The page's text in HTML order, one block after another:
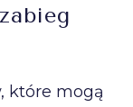
które mogą